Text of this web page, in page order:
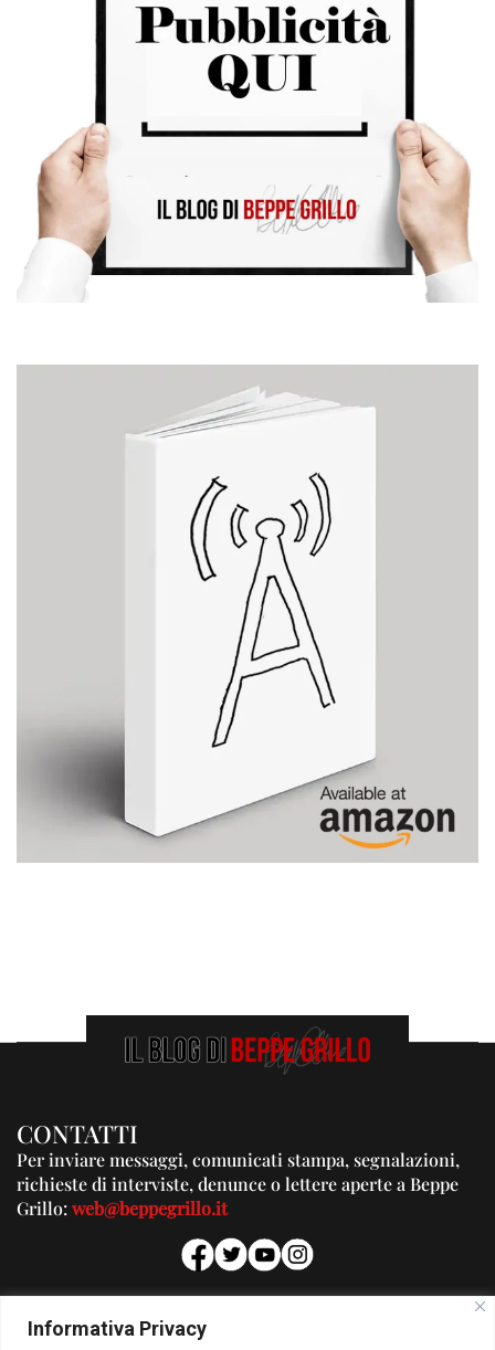
Informativa Privacy
CONTATTI
Per inviare messaggi, comunicati stampa, segnalazioni,
richieste di interviste, denunce o lettere aperte a Beppe
Grillo:web@beppegrillo.it
PUBBLICITA'
Per la tua pubblicità su questo Blog: